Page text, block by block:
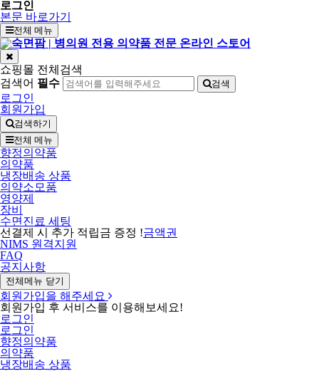
로그인
본문 바로가기
전체 메뉴
쇼핑몰 전체검색
검색어 필수 검색
로그인
회원가입
검색하기
전체 메뉴
향정의약품
의약품
냉장배송 상품
의약소모품
영양제
장비
수면진료 세팅
선결제 시 추가 적립금 증정 !금액권
NIMS 원격지원
FAQ
공지사항
전체메뉴 닫기
회원가입을 해주세요
회원가입 후 서비스를 이용해보세요!
로그인
로그인
향정의약품
의약품
냉장배송 상품